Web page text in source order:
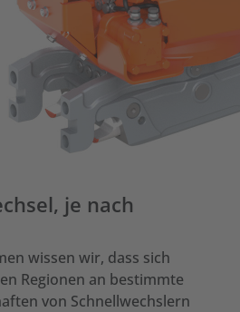
je nach
wissen wir, dass sich
Regionen an bestimmte
von Schnellwechslern